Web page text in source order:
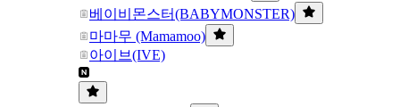
베이비몬스터(BABYMONSTER)
마마무 (Mamamoo)
아이브(IVE)